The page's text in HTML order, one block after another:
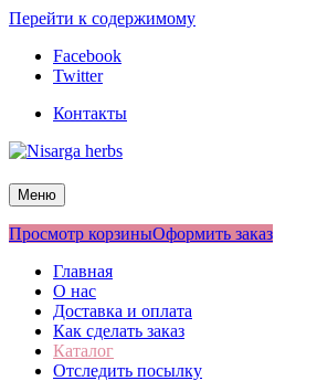
Перейти к содержимому
Facebook
Twitter
Контакты
Nisarga herbs
Меню
Просмотр корзиныОформить заказ
Главная
О нас
Доставка и оплата
Как сделать заказ
Каталог
Отследить посылку